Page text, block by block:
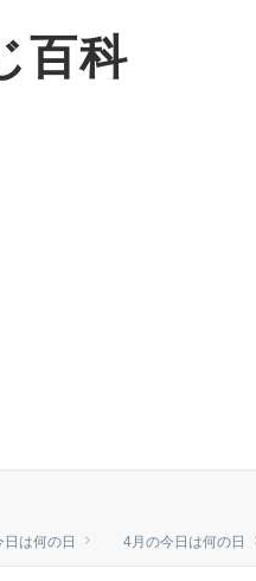
百科
日は何の日 4月の今日は何の日